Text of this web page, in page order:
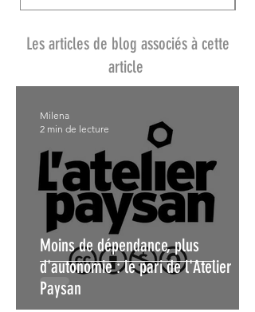
Les articles de blog associés à cette
article
Moins de dépendance, plus
d'autonomie : le pari de l'Atelier
Paysan
Milena
2 min de lecture